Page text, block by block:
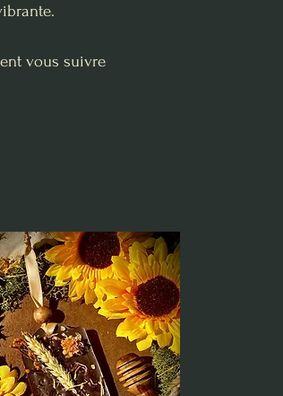
vous suivre